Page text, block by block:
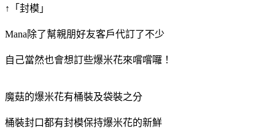
↑「封模」
Mana除了幫親朋好友客戶代訂了不少
自己當然也會想訂些爆米花來嚐嚐囉！
魔菇的爆米花有桶裝及袋裝之分
桶裝封口都有封模保持爆米花的新鮮